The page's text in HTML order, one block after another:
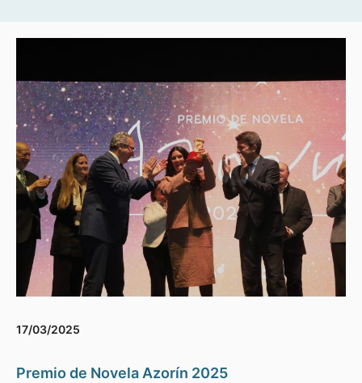
17/03/2025
Premio de Novela Azorín 2025